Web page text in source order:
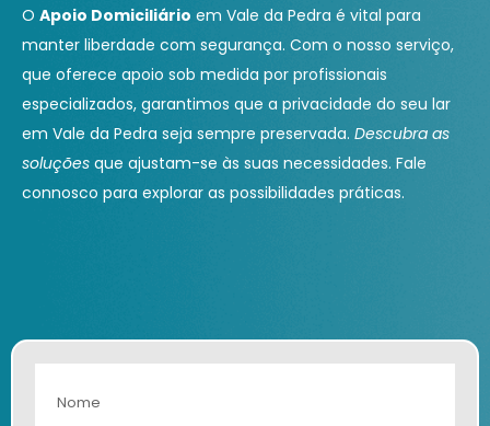
O Apoio Domiciliário em Vale da Pedra é vital para
manter liberdade com segurança. Com o nosso serviço,
que oferece apoio sob medida por profissionais
especializados, garantimos que a privacidade do seu lar
em Vale da Pedra seja sempre preservada. Descubra as
soluções que ajustam-se às suas necessidades. Fale
connosco para explorar as possibilidades práticas.